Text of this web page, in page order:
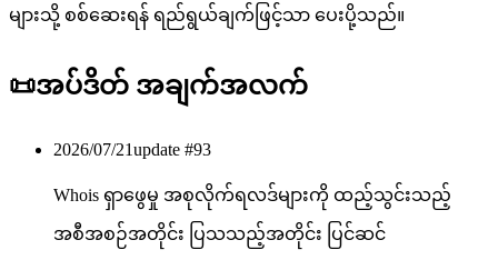
များသို့ စစ်ဆေးရန် ရည်ရွယ်ချက်ဖြင့်သာ ပေးပို့သည်။
📜အပ်ဒိတ် အချက်အလက်
2026/07/21update #93
Whois ရှာဖွေမှု အစုလိုက်ရလဒ်များကို ထည့်သွင်းသည့်
အစီအစဉ်အတိုင်း ပြသသည့်အတိုင်း ပြင်ဆင်